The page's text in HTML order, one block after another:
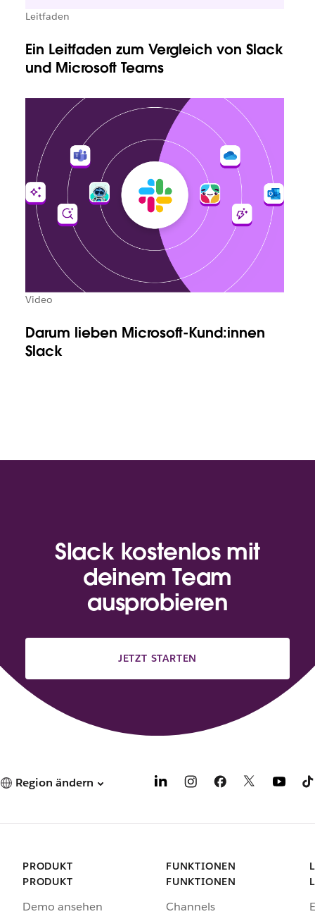
Leitfaden
Ein Leitfaden zum Vergleich von Slack
und Microsoft Teams
Video
Darum lieben Microsoft-Kund:innen
Slack
Slack kostenlos mit
deinem Team
ausprobieren
JETZT STARTEN
Region ändern
PRODUKT
PRODUKT
Demo ansehen
FUNKTIONEN
FUNKTIONEN
Channels